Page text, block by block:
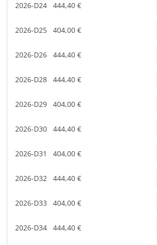
2026-D24 444,40 €
2026-D25 404,00 €
2026-D26 444,40 €
2026-D28 444,40 €
2026-D29 404,00 €
2026-D30 444,40 €
2026-D31 404,00 €
2026-D32 444,40 €
2026-D33 404,00 €
2026-D34 444,40 €